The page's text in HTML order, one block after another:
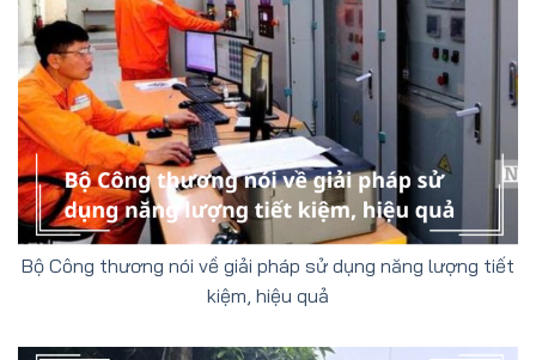
Bộ Công thương nói về giải pháp sử dụng năng lượng tiết
kiệm, hiệu quả